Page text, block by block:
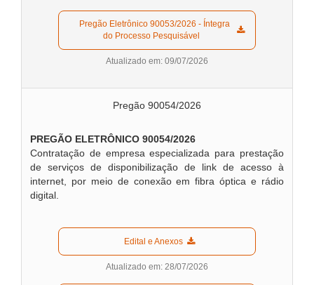
do Processo Pesquisável
Atualizado em: 09/07/2026
Pregão 90054/2026
PREGÃO ELETRÔNICO 90054/2026
Contratação de empresa especializada para prestação
de serviços de disponibilização de link de acesso à
internet, por meio de conexão em fibra óptica e rádio
digital.
  Edital e Anexos
Atualizado em: 28/07/2026